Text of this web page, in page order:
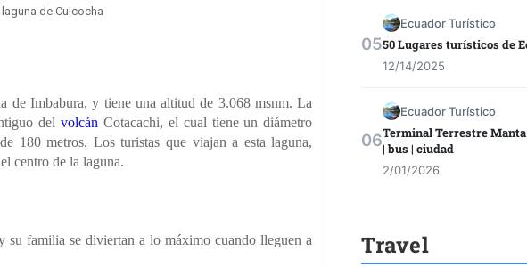
de Cuicocha
de Imbabura, y tiene una altitud de 3.068 msnm. La
del volcán Cotacachi, el cual tiene un diámetro
180 metros. Los turistas que viajan a esta laguna,
centro de la laguna.
su familia se diviertan a lo máximo cuando lleguen a
Ecuador Turístico
50 Lugares turísticos de
12/14/2025
Ecuador Turístico
Terminal Terrestre
| bus | ciudad
2/01/2026
Travel